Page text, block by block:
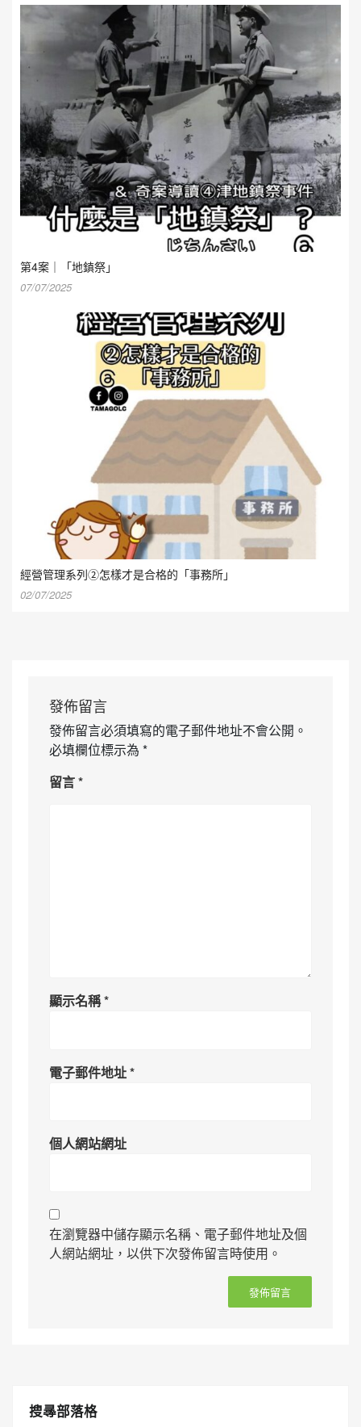
第4案｜「地鎮祭」
07/07/2025
經營管理系列②怎樣才是合格的「事務所」
02/07/2025
發佈留言
發佈留言必須填寫的電子郵件地址不會公開。
必填欄位標示為 *
留言*
顯示名稱*
電子郵件地址*
個人網站網址
在瀏覽器中儲存顯示名稱、電子郵件地址及個
人網站網址，以供下次發佈留言時使用。
搜㝷部落格